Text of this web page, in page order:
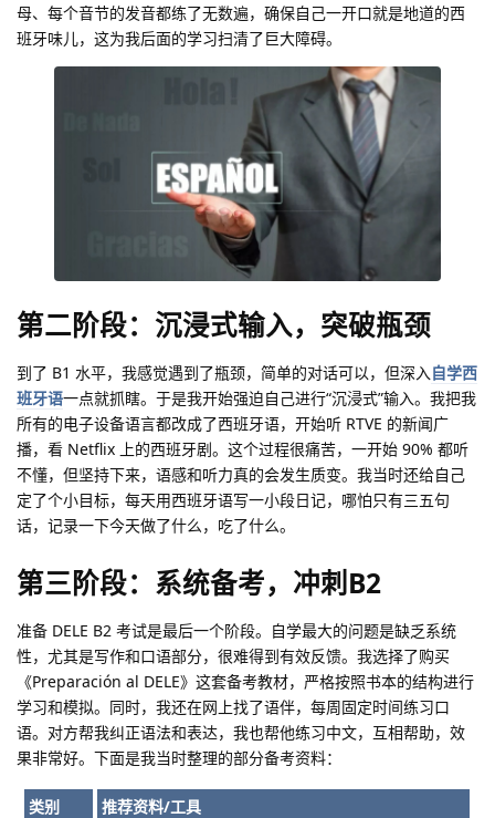
母、每个音节的发音都练了无数遍，确保自己一开口就是地道的西
班牙味儿，这为我后面的学习扫清了巨大障碍。
第二阶段：沉浸式输入，突破瓶颈
到了 B1 水平，我感觉遇到了瓶颈，简单的对话可以，但深入自学西
班牙语一点就抓瞎。于是我开始强迫自己进行“沉浸式”输入。我把我
所有的电子设备语言都改成了西班牙语，开始听 RTVE 的新闻广
播，看 Netflix 上的西班牙剧。这个过程很痛苦，一开始 90% 都听
不懂，但坚持下来，语感和听力真的会发生质变。我当时还给自己
定了个小目标，每天用西班牙语写一小段日记，哪怕只有三五句
话，记录一下今天做了什么，吃了什么。
第三阶段：系统备考，冲刺B2
准备 DELE B2 考试是最后一个阶段。自学最大的问题是缺乏系统
性，尤其是写作和口语部分，很难得到有效反馈。我选择了购买
《Preparación al DELE》这套备考教材，严格按照书本的结构进行
学习和模拟。同时，我还在网上找了语伴，每周固定时间练习口
语。对方帮我纠正语法和表达，我也帮他练习中文，互相帮助，效
果非常好。下面是我当时整理的部分备考资料：
类别
推荐资料/工具